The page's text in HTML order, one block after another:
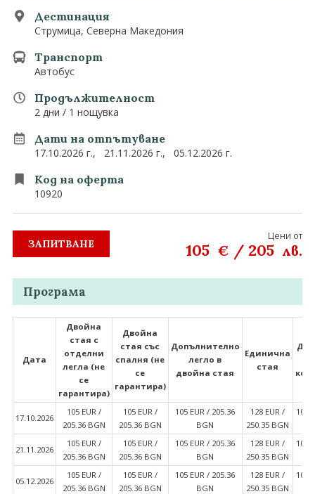
Екзотични
Последвайте ни
Дестинация
Струмица, Северна Македония
Транспорт
Автобус
Продължителност
2 дни / 1 нощувка
Дати на отпътуване
17.10.2026 г., 21.11.2026 г., 05.12.2026 г.
Код на оферта
10920
ЗАПИТВАНЕ
Цени от
105 € / 205 лв.
Програма
Дата
Двойна
стая с
отделни
легла (не
се
гарантира)
Двойна
стая със
спалня (не
се
гарантира)
Допълнително
легло в
двойна стая
Единична
стая
17.10.2026
105 EUR ∕
205.36 BGN
105 EUR ∕
205.36 BGN
105 EUR ∕ 205.36
BGN
128 EUR ∕
250.35 BGN
105
21.11.2026
105 EUR ∕
205.36 BGN
105 EUR ∕
205.36 BGN
105 EUR ∕ 205.36
BGN
128 EUR ∕
250.35 BGN
105
05.12.2026
105 EUR ∕
205.36 BGN
105 EUR ∕
205.36 BGN
105 EUR ∕ 205.36
BGN
128 EUR ∕
250.35 BGN
105